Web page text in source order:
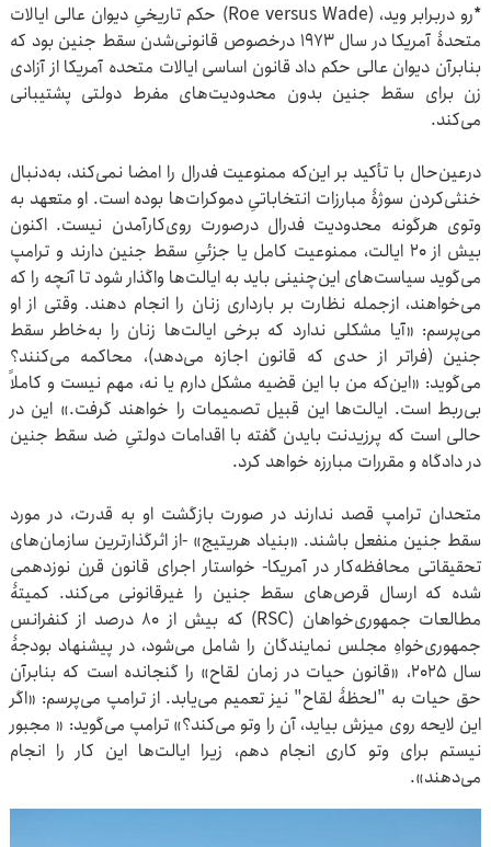
*رو دربرابر وید، (Roe versus Wade) حکم تاریخیِ دیوان عالی ایالات
متحدۀ آمریکا در سال ۱۹۷۳ درخصوص قانونی‌شدن سقط جنین بود که
بنابرآن دیوان عالی حکم داد قانون اساسی ایالات متحده آمریکا از آزادی
زن برای سقط جنین بدون محدودیت‌های مفرط دولتی پشتیبانی
می‌کند.
درعین‌حال با تأکید بر این‌که ممنوعیت فدرال را امضا نمی‌کند، به‌دنبال
خنثی‌کردن سوژۀ مبارزات انتخاباتیِ دموکرات‌ها بوده است. او متعهد به
وتوی هرگونه محدودیت فدرال درصورت روی‌کارآمدن نیست. اکنون
بیش از ۲۰ ایالت، ممنوعیت کامل یا جزئیِ سقط جنین دارند و ترامپ
می‌گوید سیاست‌های این‌چنینی باید به ایالت‌ها واگذار شود تا آنچه را که
می‌خواهند، ازجمله نظارت بر بارداری زنان را انجام دهند. وقتی از او
می‌پرسم: «آیا مشکلی ندارد که برخی ایالت‌ها زنان را به‌خاطر سقط
جنین (فراتر از حدی که قانون اجازه می‌دهد)، محاکمه می‌کنند؟
می‌گوید: «این‌که من با این قضیه مشکل دارم یا نه، مهم نیست و کاملاً
بی‌ربط است. ایالت‌ها این قبیل تصمیمات را خواهند گرفت.» این‌ در
حالی‌ است که پرزیدنت بایدن گفته با اقدامات دولتیِ ضد سقط جنین
در دادگاه و مقررات مبارزه خواهد کرد.
متحدان ترامپ قصد ندارند در صورت بازگشت او به قدرت، در مورد
سقط جنین منفعل باشند. «بنیاد هریتیج» -از اثرگذارترین سازمان‌های
تحقیقاتی محافظه‌کار در آمریکا- خواستار اجرای قانون قرن نوزدهمی
شده که ارسال قرص‌های سقط جنین را غیرقانونی می‌کند. کمیتۀ
مطالعات جمهوری‌خواهان (RSC) که بیش از ۸۰ درصد از کنفرانس
جمهوری‌خواهِ مجلس نمایندگان را شامل می‌شود، در پیشنهاد بودجۀ
سال ۲۰۲۵، «قانون حیات در زمان لقاح» را گنجانده است که بنابرآن
حق حیات به "لحظۀ لقاح" نیز تعمیم می‌یابد. از ترامپ می‌پرسم: «اگر
این لایحه روی میزش بیاید، آن را وتو می‌کند؟» ترامپ می‌گوید: « مجبور
نیستم برای وتو کاری انجام دهم، زیرا ایالت‌ها این کار را انجام
می‌دهند».